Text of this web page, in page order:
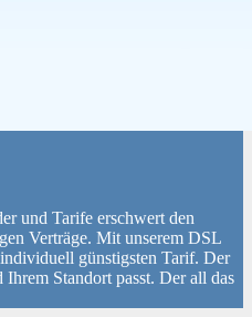
und Tarife erschwert den
Verträge. Mit unserem DSL
günstigsten Tarif. Der
Standort passt. Der all das